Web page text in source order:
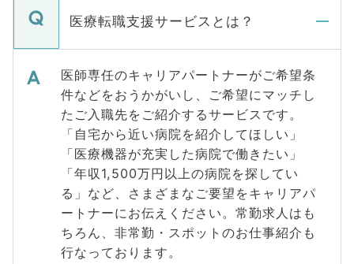
医療転職支援サービスとは？
医師専任のキャリアパートナーがご希望条
件などをおうかがいし、ご希望にマッチし
たご入職先をご紹介するサービスです。
「自宅から近い病院を紹介してほしい」
「医療機器が充実した病院で働きたい」
「年収1,500万円以上の病院を探してい
る」など、さまざまなご要望をキャリアパ
ートナーにお伝えください。常勤求人はも
ちろん、非常勤・スポットのお仕事紹介も
行なっております。